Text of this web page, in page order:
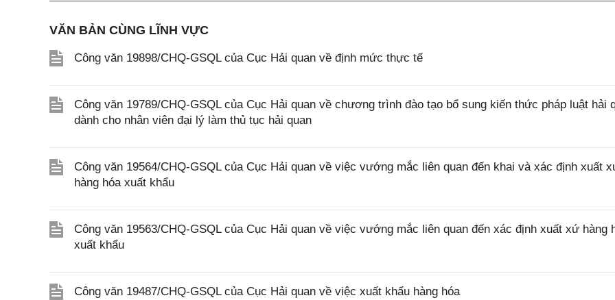
VĂN BẢN CÙNG LĨNH VỰC
Công văn 19898/CHQ-GSQL của Cục Hải quan về định mức thực tế
Công văn 19789/CHQ-GSQL của Cục Hải quan về chương trình đào tạo bổ sung kiến thức pháp luật hải
dành cho nhân viên đại lý làm thủ tục hải quan
Công văn 19564/CHQ-GSQL của Cục Hải quan về việc vướng mắc liên quan đến khai và xác định xuất
hàng hóa xuất khẩu
Công văn 19563/CHQ-GSQL của Cục Hải quan về việc vướng mắc liên quan đến xác định xuất xứ hàng
xuất khẩu
Công văn 19487/CHQ-GSQL của Cục Hải quan về việc xuất khẩu hàng hóa